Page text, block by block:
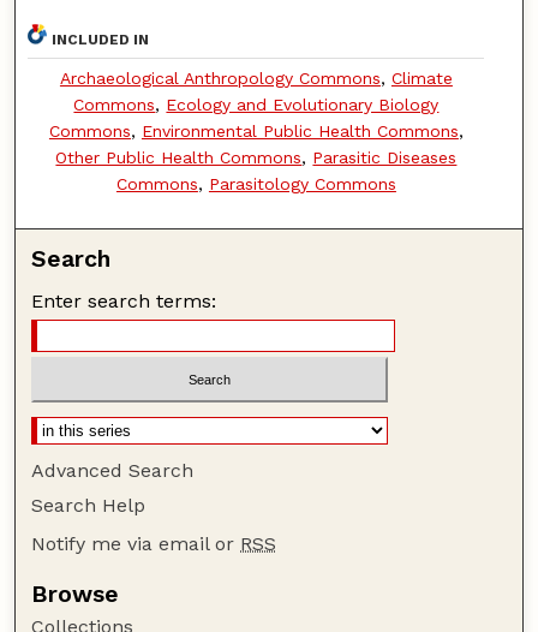
INCLUDED IN
Archaeological Anthropology Commons, Climate
Commons, Ecology and Evolutionary Biology
Commons, Environmental Public Health Commons,
Other Public Health Commons, Parasitic Diseases
Commons, Parasitology Commons
Search
Enter search terms:
Advanced Search
Search Help
Notify me via email or RSS
Browse
Collections